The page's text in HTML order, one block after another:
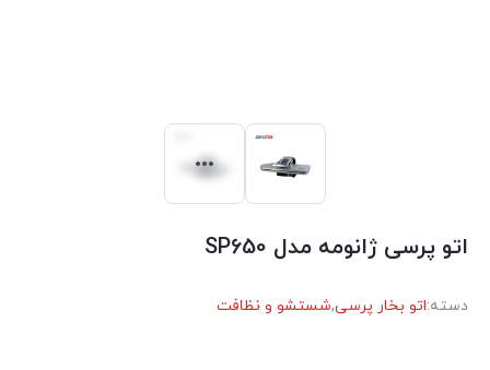
اتو پرسی ژانومه مدل SP650
دسته:اتو بخار پرسی,شستشو و نظافت